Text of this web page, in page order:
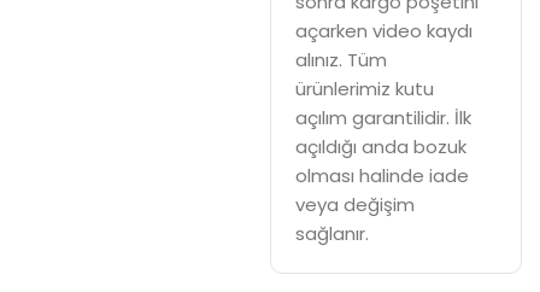
açarken video kaydı
alınız. Tüm
ürünlerimiz kutu
açılım garantilidir. İlk
açıldığı anda bozuk
olması halinde iade
veya değişim
sağlanır.